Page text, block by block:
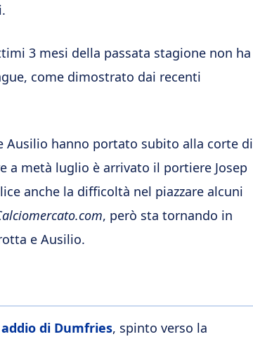
3 mesi della passata stagione non ha
come dimostrato dai recenti
Ausilio hanno portato subito alla corte di
a metà luglio è arrivato il portiere Josep
anche la difficoltà nel piazzare alcuni
, però sta tornando in
e Ausilio.
addio di Dumfries, spinto verso la